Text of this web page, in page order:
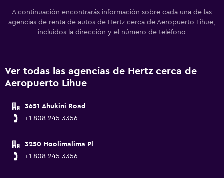
A continuación encontrarás información sobre cada una de las
agencias de renta de autos de Hertz cerca de Aeropuerto Lihue,
incluidos la dirección y el número de teléfono
Ver todas las agencias de Hertz cerca de
Aeropuerto Lihue
3651 Ahukini Road
+1 808 245 3356
3250 Hoolimalima Pl
+1 808 245 3356